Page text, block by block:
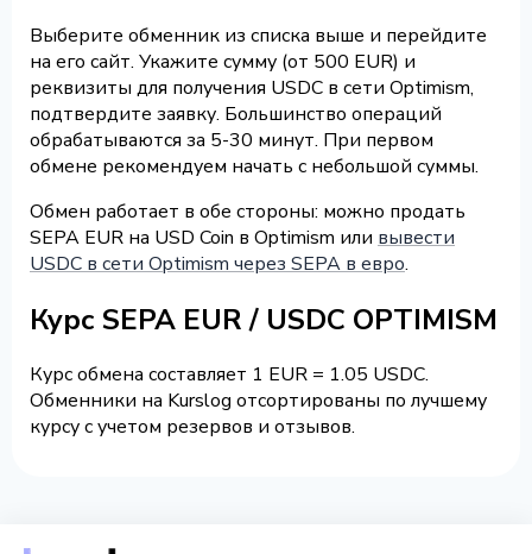
Выберите обменник из списка выше и перейдите
на его сайт. Укажите сумму (от 500 EUR) и
реквизиты для получения USDC в сети Optimism,
подтвердите заявку. Большинство операций
обрабатываются за 5-30 минут. При первом
обмене рекомендуем начать с небольшой суммы.
Обмен работает в обе стороны: можно продать
SEPA EUR на USD Coin в Optimism или вывести
USDC в сети Optimism через SEPA в евро.
Курс SEPA EUR / USDC OPTIMISM
Курс обмена составляет 1 EUR = 1.05 USDC.
Обменники на Kurslog отсортированы по лучшему
курсу с учетом резервов и отзывов.